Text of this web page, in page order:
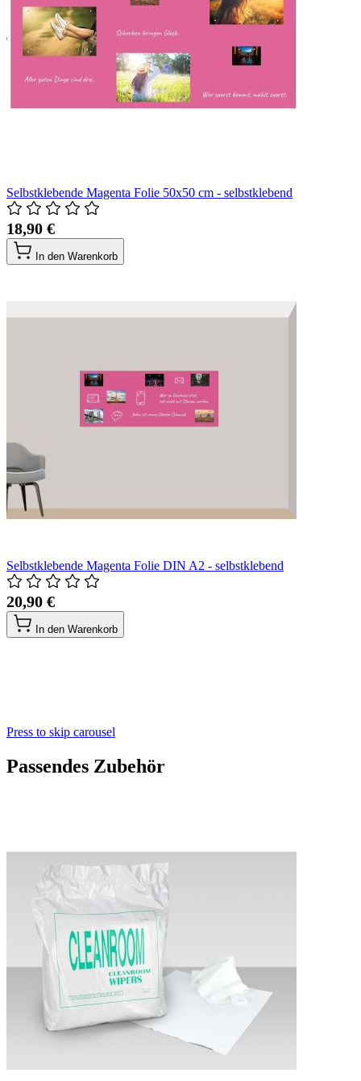
Selbstklebende Magenta Folie 50x50 cm - selbstklebend
18,90 €
In den Warenkorb
Selbstklebende Magenta Folie DIN A2 - selbstklebend
20,90 €
In den Warenkorb
Press to skip carousel
Passendes Zubehör